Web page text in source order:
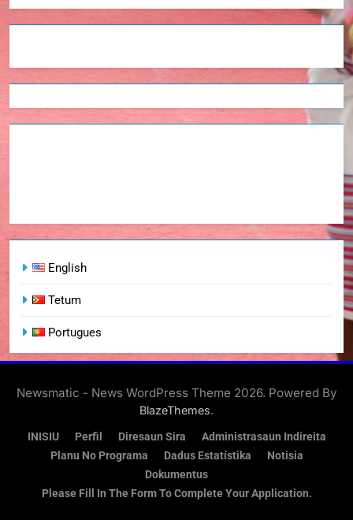
English
Tetum
Portugues
Newsmatic - News WordPress Theme 2026. Powered By
BlazeThemes.
INISIU Perfil Diresaun Sira
Administrasaun Indireita
Planu No Programa
Dadus Estatístika
Notisia
Dokumentus
Please Fill In The Form To Complete Your Application.